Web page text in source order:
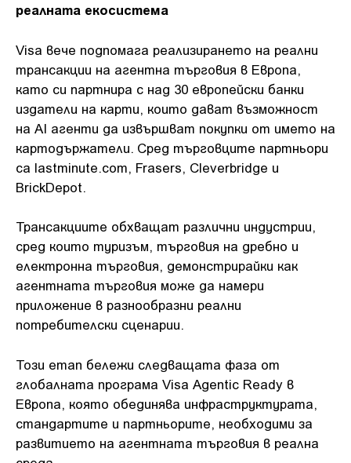
реалната екосистема
Visa вече подпомага реализирането на реални
трансакции на агентна търговия в Европа,
като си партнира с над 30 европейски банки
издатели на карти, които дават възможност
на AI агенти да извършват покупки от името на
картодържатели. Сред търговците партньори
са lastminute.com, Frasers, Cleverbridge и
BrickDepot.
Трансакциите обхващат различни индустрии,
сред които туризъм, търговия на дребно и
електронна търговия, демонстрирайки как
агентната търговия може да намери
приложение в разнообразни реални
потребителски сценарии.
Този етап бележи следващата фаза от
глобалната програма Visa Agentic Ready в
Европа, която обединява инфраструктурата,
стандартите и партньорите, необходими за
развитието на агентната търговия в реална